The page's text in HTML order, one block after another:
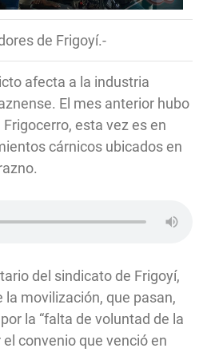
de Frigoyí.-
afecta a la industria
El mes anterior hubo
esta vez es en
cárnicos ubicados en
del sindicato de Frigoyí,
movilización, que pasan,
la “falta de voluntad de la
convenio que venció en